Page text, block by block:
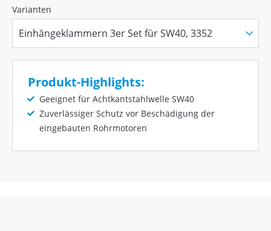
Varianten
Produkt-Highlights:
Geeignet für Achtkantstahlwelle SW40
Zuverlässiger Schutz vor Beschädigung der
eingebauten Rohrmotoren